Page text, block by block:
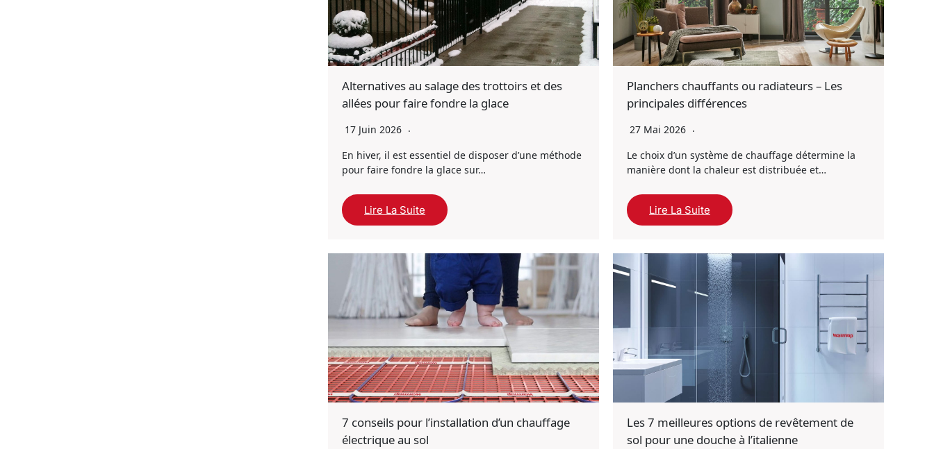
Alternatives au salage des trottoirs et des
allées pour faire fondre la glace
17 Juin 2026
En hiver, il est essentiel de disposer d’une méthode
pour faire fondre la glace sur…
Lire La Suite
Planchers chauffants ou radiateurs – Les
principales différences
27 Mai 2026
Le choix d’un système de chauffage détermine la
manière dont la chaleur est distribuée et…
Lire La Suite
7 conseils pour l’installation d’un chauffage
électrique au sol
Les 7 meilleures options de revêtement de
sol pour une douche à l’italienne